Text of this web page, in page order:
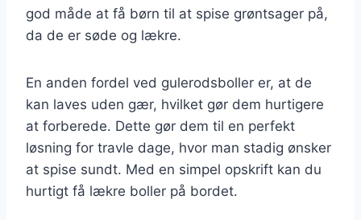
god måde at få børn til at spise grøntsager på,
da de er søde og lækre.
En anden fordel ved gulerodsboller er, at de
kan laves uden gær, hvilket gør dem hurtigere
at forberede. Dette gør dem til en perfekt
løsning for travle dage, hvor man stadig ønsker
at spise sundt. Med en simpel opskrift kan du
hurtigt få lækre boller på bordet.